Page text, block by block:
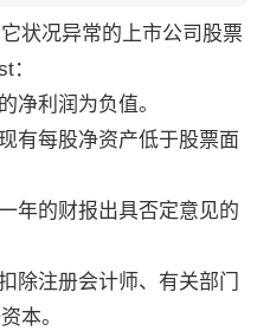
状况异常的上市公司股票
净利润为负值。
有每股净资产低于股票面
年的财报出具否定意见的
除注册会计师、有关部门
本。